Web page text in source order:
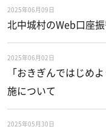
2025年06月09日
北中城村のWeb口座
2025年06月02日
「おきぎんではじめ
施について
2025年05月30日